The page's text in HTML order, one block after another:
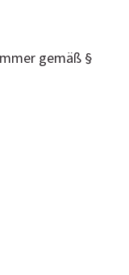
gemäß §